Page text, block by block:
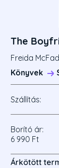
The
Freida
Könyvek
Szállítás:
Borító ár:
6 990 Ft
Árkötött